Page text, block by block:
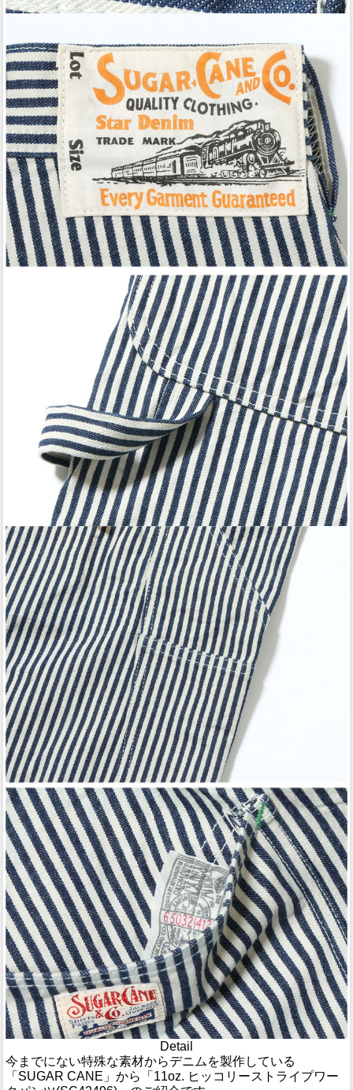
Detail
今までにない特殊な素材からデニムを製作している
「SUGAR CANE」から「11oz. ヒッコリーストライプワー